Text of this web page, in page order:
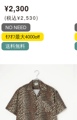
トップ
¥2,300
(税込¥2,530)
NO NEED
ﾓｱｵﾌ最大4000off
送料無料